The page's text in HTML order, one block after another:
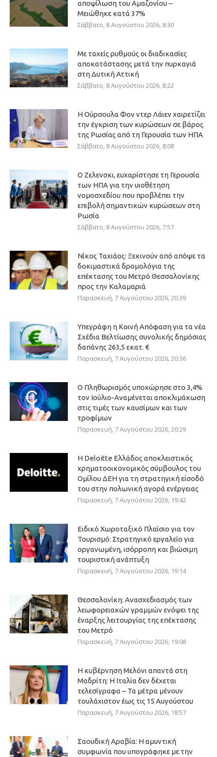
αποψίλωση του Αμαζονίου –
Μειώθηκε κατά 37%
Σάββατο, 8 Αυγούστου 2026, 8:30
Με ταχείς ρυθμούς οι διαδικασίες
αποκατάστασης μετά την πυρκαγιά
στη Δυτική Αττική
Σάββατο, 8 Αυγούστου 2026, 8:22
Η Ούρσουλα Φον ντερ Λάιεν χαιρετίζει
την έγκριση των κυρώσεων σε βάρος
της Ρωσίας από τη Γερουσία των ΗΠΑ
Σάββατο, 8 Αυγούστου 2026, 8:08
Ο Ζελενσκι, ευχαρίστησε τη Γερουσία
των ΗΠΑ για την υιοθέτηση
νομοσχεδίου που προβλέπει την
επιβολή σημαντικών κυρώσεων στη
Ρωσία
Σάββατο, 8 Αυγούστου 2026, 7:57
Νίκος Ταχιάος: Ξεκινούν από απόψε τα
δοκιμαστικά δρομολόγια της
επέκτασης του Μετρό Θεσσαλονίκης
προς την Καλαμαριά
Παρασκευή, 7 Αυγούστου 2026, 20:39
Υπεγράφη η Κοινή Απόφαση για τα νέα
Σχέδια Βελτίωσης συνολικής δημόσιας
δαπάνης 263,5 εκατ. €
Παρασκευή, 7 Αυγούστου 2026, 20:36
Ο Πληθωρισμός υποχώρησε στο 3,4%
τον Ιούλιο-Αναμένεται αποκλιμάκωση
στις τιμές των καυσίμων και των
τροφίμων
Παρασκευή, 7 Αυγούστου 2026, 20:29
Η Deloitte Ελλάδος αποκλειστικός
χρηματοοικονομικός σύμβουλος του
Ομίλου ΔΕΗ για τη στρατηγική είσοδό
του στην πολωνική αγορά ενέργειας
Παρασκευή, 7 Αυγούστου 2026, 19:42
Ειδικό Χωροταξικό Πλαίσιο για τον
Τουρισμό: Στρατηγικό εργαλείο για
οργανωμένη, ισόρροπη και βιώσιμη
τουριστική ανάπτυξη
Παρασκευή, 7 Αυγούστου 2026, 19:14
Θεσσαλονίκη: Ανασχεδιασμός των
λεωφορειακών γραμμών ενόψει της
έναρξης λειτουργίας της επέκτασης
του Μετρό
Παρασκευή, 7 Αυγούστου 2026, 19:08
Η κυβέρνηση Μελόνι απαντά στη
Μαδρίτη: Η Ιταλία δεν δέχεται
τελεσίγραφα – Τα μέτρα μένουν
τουλάχιστον έως τις 15 Αυγούστου
Παρασκευή, 7 Αυγούστου 2026, 18:57
Σαουδική Αραβία: Η αμυντική
συμφωνία που υπογράφηκε με την